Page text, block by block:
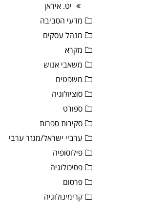
יט. איראן
מדעי הסביבה
מנהל עסקים
מקרא
משאבי אנוש
משפטים
סוציולוגיה
ספורט
סקירות ספרות
ערביי ישראל/מגזר ערבי
פילוסופיה
פסיכולוגיה
פרסום
קרימינולוגיה